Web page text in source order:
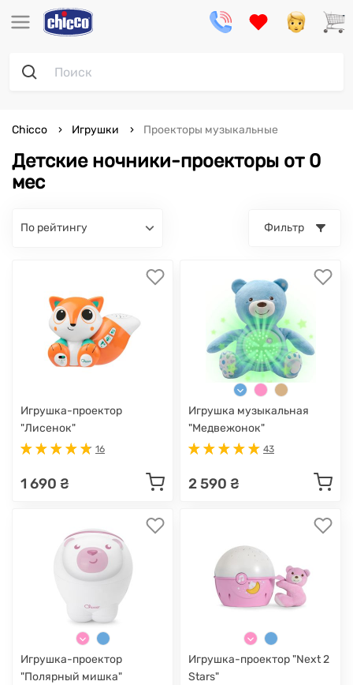
Детские ночники-проекторы от 0
мес
Chicco Игрушки Проекторы музыкальные
по рейтингу Фильтр
Игрушка-проектор
"Лисенок"
16
1 690 ₴
Игрушка музыкальная
"Медвежонок"
43
2 590 ₴
Игрушка-проектор
"Полярный мишка"
Игрушка-проектор "Next 2
Stars"